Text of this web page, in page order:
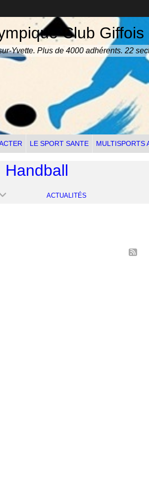
Club Giffois
Yvette. Plus de 4000 adhérents. 22
LE SPORT SANTE MULTISPORTS
Handball
ACTUALITÉS